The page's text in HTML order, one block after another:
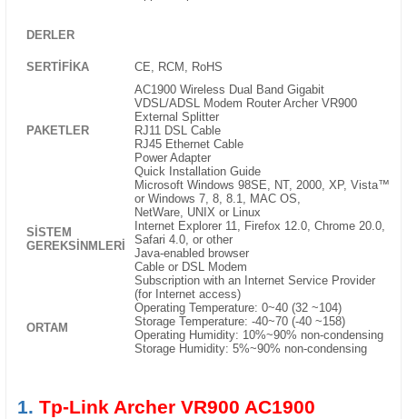
DERLER
SERTIFIKA CE, RCM, RoHS
PAKETLER
AC1900 Wireless Dual Band Gigabit
VDSL/ADSL Modem Router Archer VR900
External Splitter
RJ11 DSL Cable
RJ45 Ethernet Cable
Power Adapter
Quick Installation Guide
SISTEM
GEREKSINMLERI
Microsoft Windows 98SE, NT, 2000, XP, Vista™
or Windows 7, 8, 8.1, MAC OS,
NetWare, UNIX or Linux
Internet Explorer 11, Firefox 12.0, Chrome 20.0,
Safari 4.0, or other
Java-enabled browser
Cable or DSL Modem
Subscription with an Internet Service Provider
(for Internet access)
ORTAM
Operating Temperature: 0~40 (32 ~104)
Storage Temperature: -40~70 (-40 ~158)
Operating Humidity: 10%~90% non-condensing
Storage Humidity: 5%~90% non-condensing
1. Tp-Link Archer VR900 AC1900